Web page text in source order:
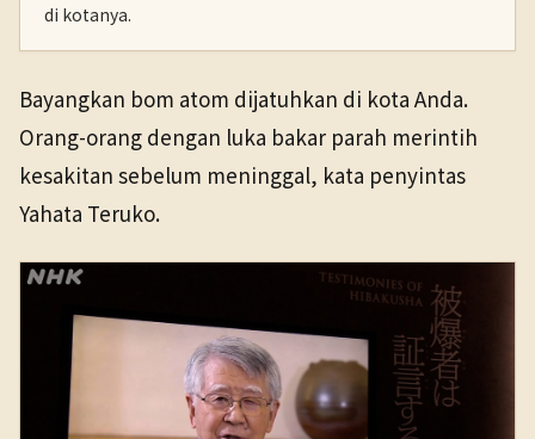
di kotanya.
Bayangkan bom atom dijatuhkan di kota Anda.
Orang-orang dengan luka bakar parah merintih
kesakitan sebelum meninggal, kata penyintas
Yahata Teruko.